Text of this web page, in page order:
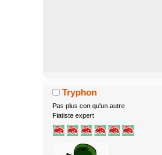
Tryphon
Pas plus con qu'un autre
Fiatiste expert